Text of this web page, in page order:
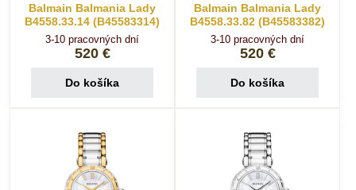
Balmain Balmania Lady
B4558.33.14 (B45583314)
3-10 pracovných dní
520 €
Do košíka
Balmain Balmania Lady
B4558.33.82 (B45583382)
3-10 pracovných dní
520 €
Do košíka